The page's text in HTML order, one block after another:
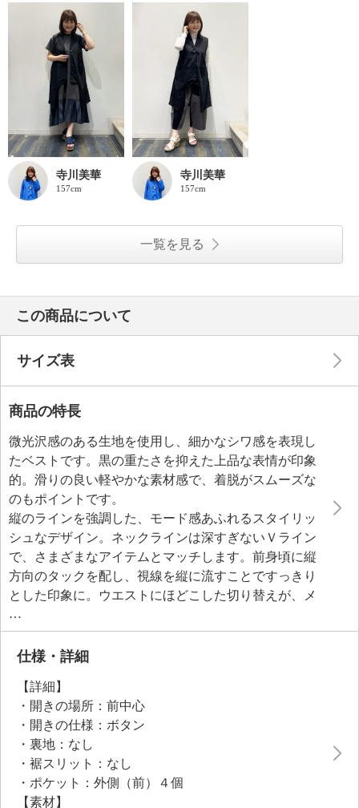
寺川美華
157cm
寺川美華
157cm
一覧を見る
この商品について
サイズ表
商品の特長
微光沢感のある生地を使用し、細かなシワ感を表現し
たベストです。黒の重たさを抑えた上品な表情が印象
的。滑りの良い軽やかな素材感で、着脱がスムーズな
のもポイントです。
縦のラインを強調した、モード感あふれるスタイリッ
シュなデザイン。ネックラインは深すぎないＶライン
で、さまざまなアイテムとマッチします。前身頃に縦
方向のタックを配し、視線を縦に流すことですっきり
とした印象に。ウエストにほどこした切り替えが、メ
リハリのあるシルエットを演出します。
仕様・詳細
【詳細】
・開きの場所：前中心
・開きの仕様：ボタン
・裏地：なし
・裾スリット：なし
・ポケット：外側（前）４個
【素材】